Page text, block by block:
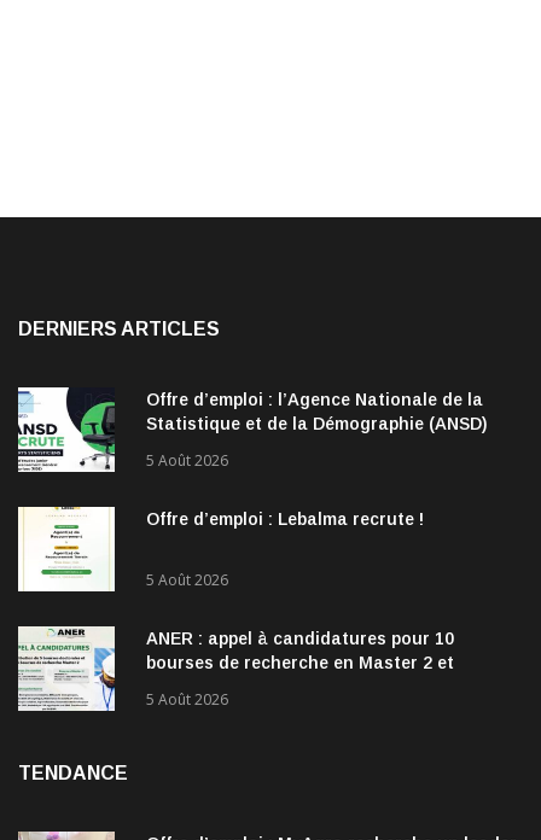
DERNIERS ARTICLES
Offre d’emploi : l’Agence Nationale de la
Statistique et de la Démographie (ANSD)
5 Août 2026
Offre d’emploi : Lebalma recrute !
5 Août 2026
ANER : appel à candidatures pour 10
bourses de recherche en Master 2 et
5 Août 2026
TENDANCE